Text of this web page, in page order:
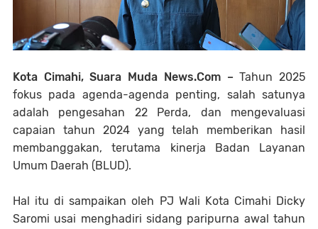
Kota Cimahi, Suara Muda News.Com –Tahun 2025
fokus pada agenda-agenda penting, salah satunya
adalah pengesahan 22 Perda, dan mengevaluasi
capaian tahun 2024 yang telah memberikan hasil
membanggakan, terutama kinerja Badan Layanan
Umum Daerah (BLUD).
Hal itu di sampaikan oleh PJ Wali Kota Cimahi Dicky
Saromi usai menghadiri sidang paripurna awal tahun